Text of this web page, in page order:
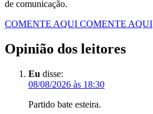
de comunicação.
COMENTE AQUI COMENTE AQUI
Opinião dos leitores
Eu disse:
08/08/2026 às 18:30
Partido bate esteira.